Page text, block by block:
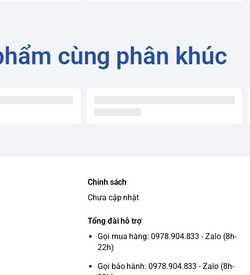
cùng phân khúc
Chính sách
Chưa cập nhật
Tổng đài hỗ trợ
Gọi mua hàng: 0978.904.833 - Zalo (8h-
22h)
Gọi bảo hành: 0978.904.833 - Zalo (8h-